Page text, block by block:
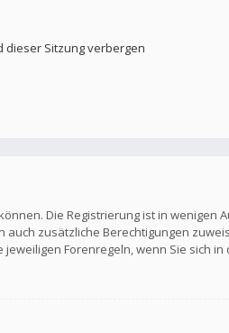
dieser Sitzung verbergen
Die Registrierung ist in
zusätzliche Berechtigungen
Forenregeln, wenn Sie sich